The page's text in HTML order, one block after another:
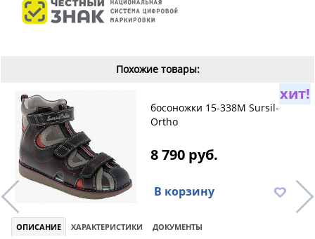
Похожие товары:
хит!
босоножки 15-338M Sursil-
Ortho
8 790 руб.
В корзину
ОПИСАНИЕ ХАРАКТЕРИСТИКИ
ДОКУМЕНТЫ